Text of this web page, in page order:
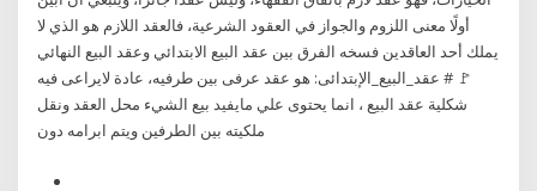
أولًا معنى اللزوم والجواز في العقود الشرعية، فالعقد اللازم هو الذي لا
يملك أحد العاقدين فسخه الفرق بين عقد البيع الابتدائي وعقد البيع النهائي
🚩 # عقد_البيع_الإبتدائى: هو عقد عرفى بين طرفيه، عادة لايراعى فيه
شكلية عقد البيع ، انما يحتوى علي مايفيد بيع الشيء محل العقد ونقل
ملكيته بين الطرفين ويتم ابرامه دون